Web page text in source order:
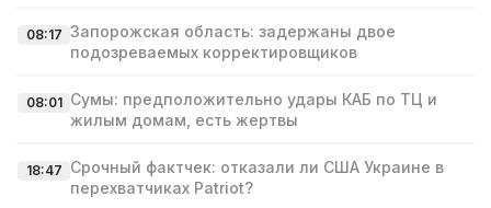
08:17 Запорожская область: задержаны двое
подозреваемых корректировщиков
08:01 Сумы: предположительно удары КАБ по ТЦ и
жилым домам, есть жертвы
18:47 Срочный фактчек: отказали ли США Украине в
перехватчиках Patriot?